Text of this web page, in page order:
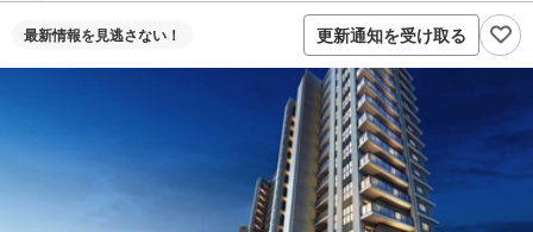
最新情報を見逃さない！ 更新通知を受け取る